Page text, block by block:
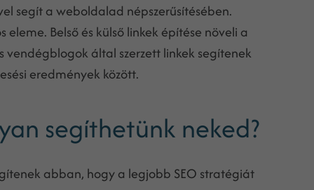
segít a weboldalad népszerűsítésében.
Belső és külső linkek építése növeli a
által szerzett linkek segítenek
eredmények között.
segíthetünk neked?
abban, hogy a legjobb SEO stratégiát